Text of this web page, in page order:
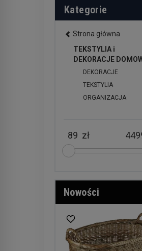
Kategorie
Strona główna
TEKSTYLIA i
DEKORACJE
DEKORACJE
TEKSTYLIA
ORGANIZACJA
zł
Nowości